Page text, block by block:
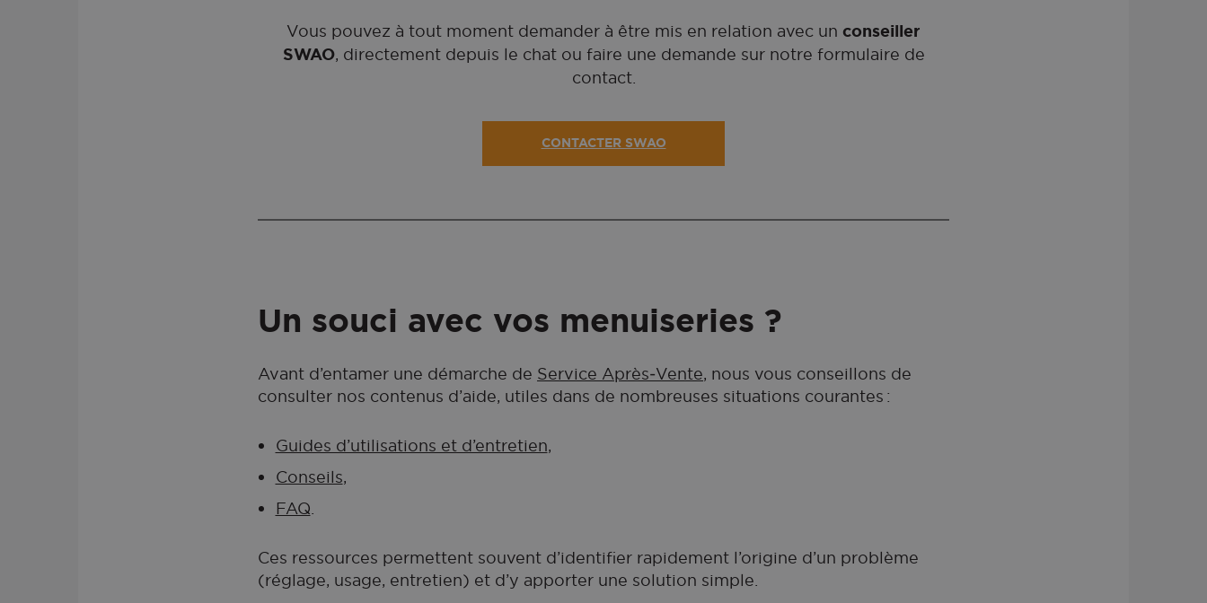
Vous pouvez à tout moment demander à être mis en relation avec un conseiller
SWAO, directement depuis le chat ou faire une demande sur notre formulaire de
contact.
CONTACTER SWAO
Un souci avec vos menuiseries ?
Avant d’entamer une démarche de Service Après‑Vente, nous vous conseillons de
consulter nos contenus d’aide, utiles dans de nombreuses situations courantes :
Guides d’utilisations et d’entretien,
Conseils,
FAQ.
Ces ressources permettent souvent d’identifier rapidement l’origine d’un problème
(réglage, usage, entretien) et d’y apporter une solution simple.